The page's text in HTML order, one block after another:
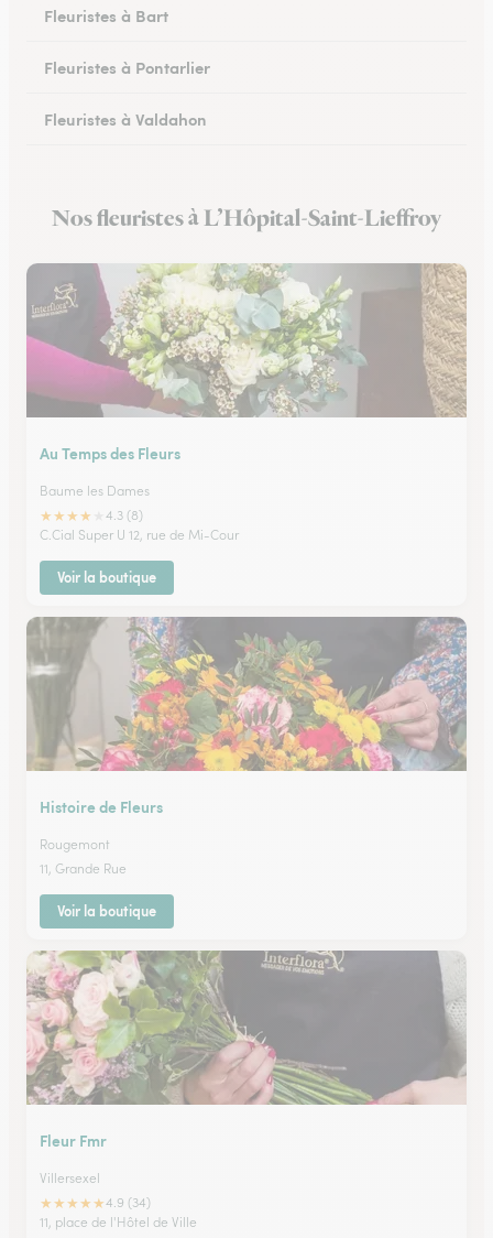
Fleuristes à Bart
Fleuristes à Pontarlier
Fleuristes à Valdahon
Fleuristes à Avanne-Aveney
Nos fleuristes à L’Hôpital-Saint-Lieffroy
Au Temps des Fleurs
Baume les Dames
★★★★
4.3 (8)
C.Cial Super U 12, rue de Mi-Cour
Voir la boutique
Histoire de Fleurs
Rougemont
11, Grande Rue
Voir la boutique
Fleur Fmr
Villersexel
★★★★★4.9 (34)
11, place de l'Hôtel de Ville